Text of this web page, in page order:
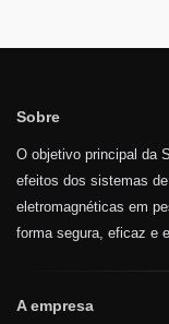
Sobre
O objetivo principal da
efeitos dos sistemas
eletromagnéticas em
forma segura, eficaz e
A empresa